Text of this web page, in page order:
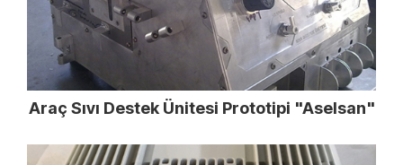
Araç Sıvı Destek Ünitesi Prototipi "Aselsan"